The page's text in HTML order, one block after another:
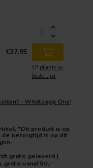
€37,95
Of plaats op
bestellijst
- Whatsapp Ons!
*Dit product is op
de bezorgtijd is op dit
gratis geleverd |
gratis vanaf 50,-